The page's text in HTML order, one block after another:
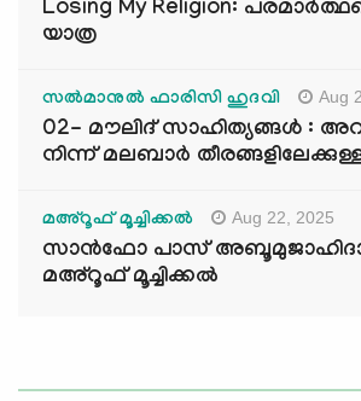
Losing My Religion:
യാത്ര
സൽമാനുൽ ഫാരിസി ഹുദവി Aug
02- മൗലിദ് സാഹിത്യങ്ങൾ :
നിന്ന് മലബാർ
മഅ്റൂഫ് മൂച്ചിക്കല്‍ Aug 22, 2025
സാൻഫോ പാസ്
മഅ്റൂഫ് മൂച്ചിക്കല്‍